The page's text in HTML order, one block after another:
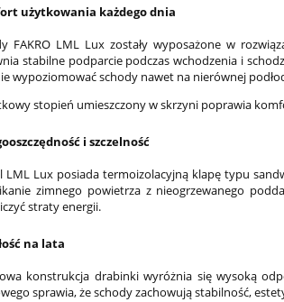
użytkowania każdego dnia
FAKRO LML Lux zostały wyposażone w
stabilne podparcie podczas wchodzenia i
wypoziomować schody nawet na nierównej
stopień umieszczony w skrzyni poprawia
i szczelność
LML Lux posiada termoizolacyjną klapę typu
zimnego powietrza z nieogrzewanego
straty energii.
na lata
konstrukcja drabinki wyróżnia się wysoką
sprawia, że schody zachowują stabilność,